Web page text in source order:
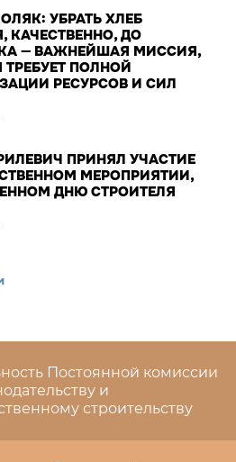
УБРАТЬ ХЛЕБ
КАЧЕСТВЕННО, ДО
— ВАЖНЕЙШАЯ МИССИЯ,
ТРЕБУЕТ ПОЛНОЙ
РЕСУРСОВ И СИЛ
ПРИНЯЛ УЧАСТИЕ
МЕРОПРИЯТИИ,
ДНЮ СТРОИТЕЛЯ
Постоянной комиссии
и
строительству